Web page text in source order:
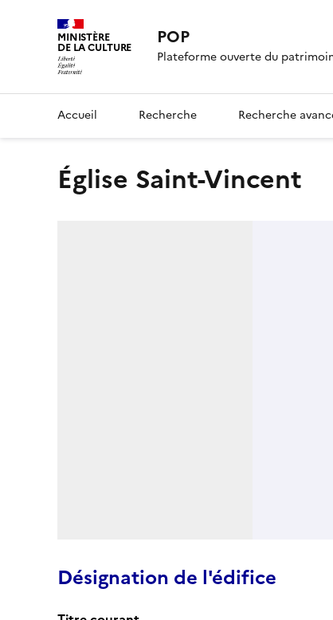
MINISTÈRE
DE LA CULTURE POP
Plateforme ouverte du
Accueil Recherche Recherche
Église Saint-Vincent
Désignation de l'édifice